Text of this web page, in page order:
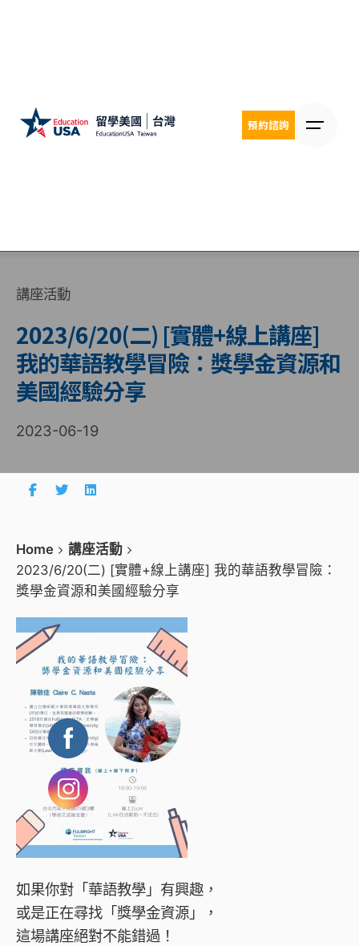
預約諮詢
講座活動
2023/6/20(二) [實體+線上講座]
我的華語教學冒險：獎學金資源和
美國經驗分享
2023-06-19
Home
講座活動
2023/6/20(二) [實體+線上講座] 我的華語教學冒險：
獎學金資源和美國經驗分享
如果你對「華語教學」有興趣，
或是正在尋找「獎學金資源」，
這場講座絕對不能錯過！